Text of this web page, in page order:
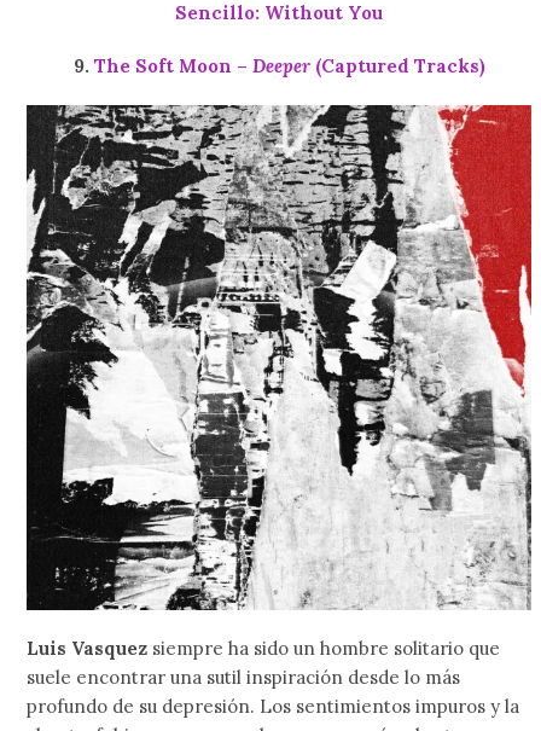
Sencillo: Without You
9. The Soft Moon – Deeper(Captured Tracks)
Luis Vasquez siempre ha sido un hombre solitario que
suele encontrar una sutil inspiración desde lo más
profundo de su depresión. Los sentimientos impuros y la